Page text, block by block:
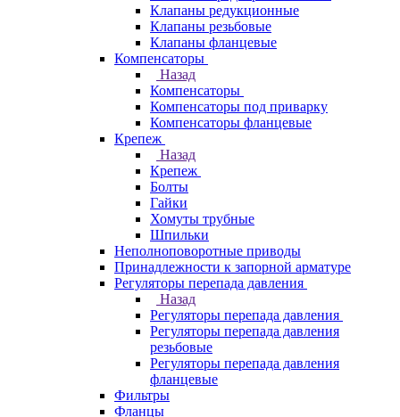
Клапаны редукционные
Клапаны резьбовые
Клапаны фланцевые
Компенсаторы
Назад
Компенсаторы
Компенсаторы под приварку
Компенсаторы фланцевые
Крепеж
Назад
Крепеж
Болты
Гайки
Хомуты трубные
Шпильки
Неполноповоротные приводы
Принадлежности к запорной арматуре
Регуляторы перепада давления
Назад
Регуляторы перепада давления
Регуляторы перепада давления
резьбовые
Регуляторы перепада давления
фланцевые
Фильтры
Фланцы